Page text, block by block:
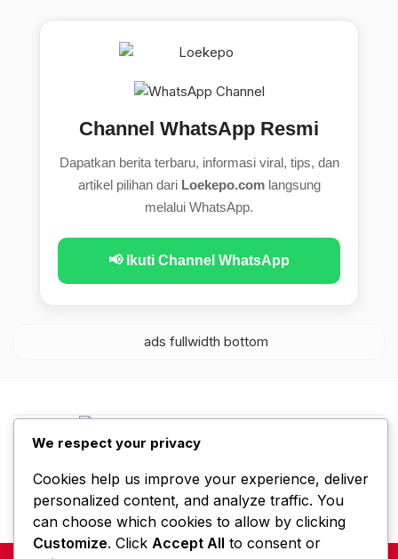
Channel WhatsApp Resmi
Dapatkan berita terbaru, informasi viral, tips, dan
artikel pilihan dari Loekepo.comlangsung
melalui WhatsApp.
📢 Ikuti Channel WhatsApp
We respect your privacy
Cookies help us improve your experience, deliver
personalized content, and analyze traffic. You
can choose which cookies to allow by clicking
Customize. Click Accept All to consent or